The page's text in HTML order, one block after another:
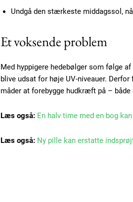
Undgå den stærkeste middagssol,
Et voksende problem
Med hyppigere hedebølger som følge
blive udsat for høje UV-niveauer.
måder at forebygge hudkræft på –
Læs også: En halv time med en bog
Læs også: Ny pille kan erstatte